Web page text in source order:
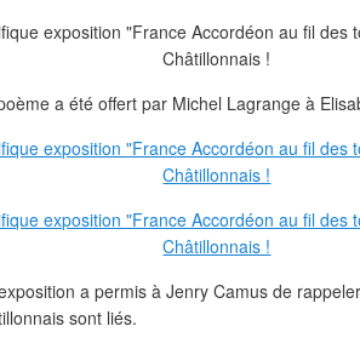
a été offert par Michel Lagrange à
a permis à Jenry Camus de
sont liés.